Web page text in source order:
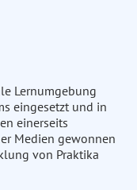
Lernumgebung
eingesetzt und in
einerseits
Medien gewonnen
von Praktika